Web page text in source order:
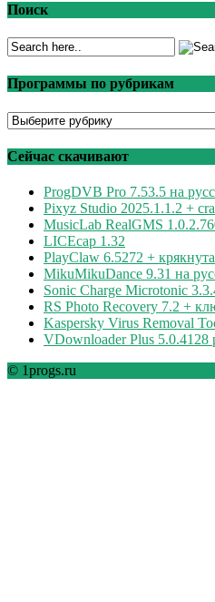
Поиск
Программы по рубрикам
Программы
рубрикам
Сейчас скачивают
ProgDVB Pro 7.53.5 на
Pixyz Studio 2025.1.1.2 +
MusicLab RealGMS
LICEcap 1.32
PlayClaw 6.5272 +
MikuMikuDance 9.31 на
Sonic Charge Microtonic
RS Photo Recovery 7.2 +
Kaspersky Virus Removal
VDownloader Plus 5.0.4128
© 1progs.ru